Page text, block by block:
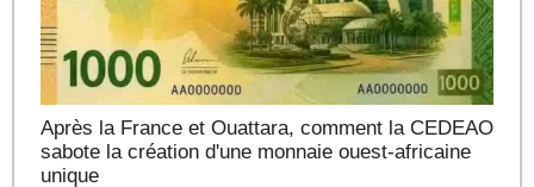
Après la France et Ouattara, comment la CEDEAO
sabote la création d'une monnaie ouest-africaine
unique